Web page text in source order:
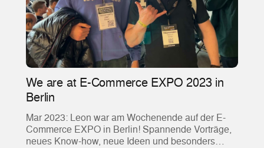
We are at E-Commerce EXPO 2023 in
Berlin
Mar 2023: Leon war am Wochenende auf der E-
Commerce EXPO in Berlin! Spannende Vorträge,
neues Know-how, neue Ideen und besonders